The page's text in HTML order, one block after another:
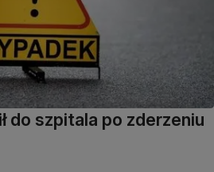
do szpitala po zderzeniu